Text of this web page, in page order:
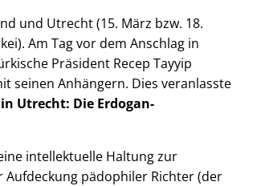
und Utrecht (15. März bzw. 18.
Am Tag vor dem Anschlag in
Präsident Recep Tayyip
seinen Anhängern. Dies veranlasste
Utrecht: Die Erdogan-
intellektuelle Haltung zur
Aufdeckung pädophiler Richter (der